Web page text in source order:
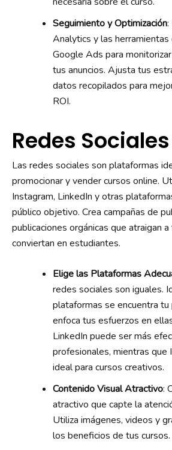
Seguimiento y Optimización:
Analytics y las
Google Ads para
tus anuncios. Ajusta tus
datos recopilados para
ROI.
Redes Sociales
Las redes sociales son plataformas
promocionar y vender cursos online.
Instagram, LinkedIn y otras
público objetivo. Crea campañas de
publicaciones orgánicas que atraigan
conviertan en estudiantes.
Elige las Plataformas
redes sociales son iguales.
plataformas se encuentra
enfoca tus esfuerzos en
LinkedIn puede ser más
profesionales, mientras que
ideal para cursos creativos.
Contenido Visual Atractivo:
atractivo que capte la
Utiliza imágenes, videos y
los beneficios de tus cursos.